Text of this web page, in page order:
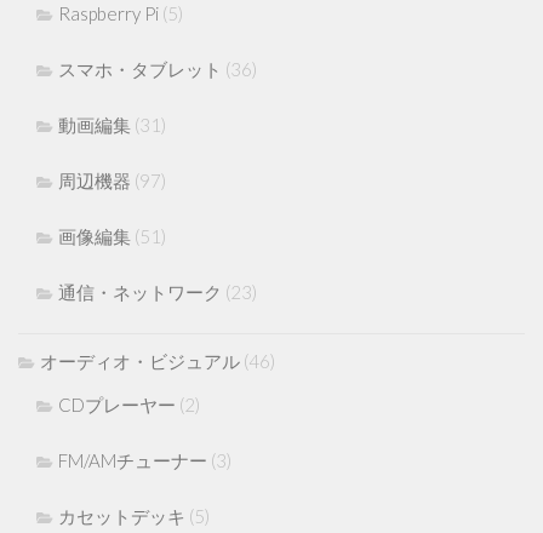
Raspberry Pi (5)
スマホ・タブレット (36)
動画編集 (31)
周辺機器 (97)
画像編集 (51)
通信・ネットワーク (23)
オーディオ・ビジュアル (46)
CDプレーヤー (2)
FM/AMチューナー (3)
カセットデッキ (5)